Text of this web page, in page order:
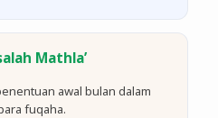
Mathla’
awal bulan dalam
fuqaha.